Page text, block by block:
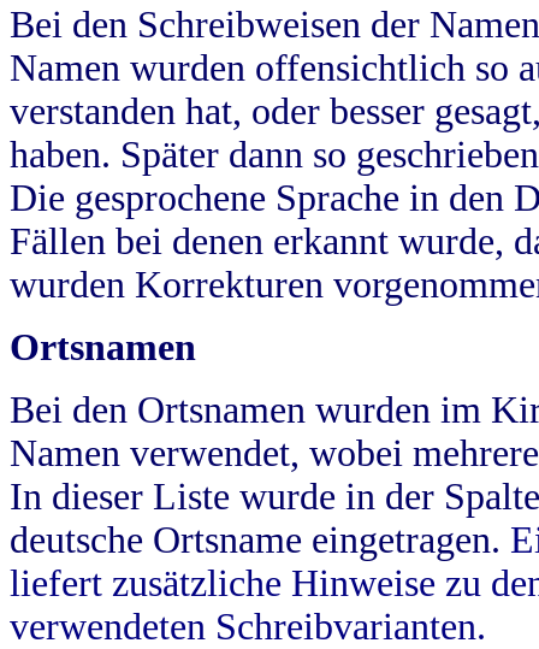
Bei den Schreibweisen der
Namen wurden offensichtlich so
verstanden hat, oder besser
haben. Später dann so
Die gesprochene Sprache in
Fällen bei denen erkannt wurde,
wurden Korrekturen
Ortsnamen
Bei den Ortsnamen wurden im
Namen verwendet, wobei
In dieser Liste wurde in der
deutsche Ortsname eingetragen.
liefert zusätzliche Hinweise zu
verwendeten Schreibvarianten.